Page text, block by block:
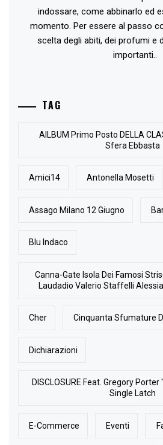
indossare, come abbinarlo ed
momento. Per essere al passo
scelta degli abiti, dei profumi e
importanti..
TAG
AlLBUM Primo Posto DELLA
Sfera Ebbasta
Amici14 Antonella Mosetti
Assago Milano 12 Giugno
Blu Indaco
Canna-Gate Isola Dei Famosi
Laudadio Valerio Staffelli
Cher Cinquanta Sfumature
Dichiarazioni
DISCLOSURE Feat. Gregory Porter
Single Latch
E-Commerce Eventi